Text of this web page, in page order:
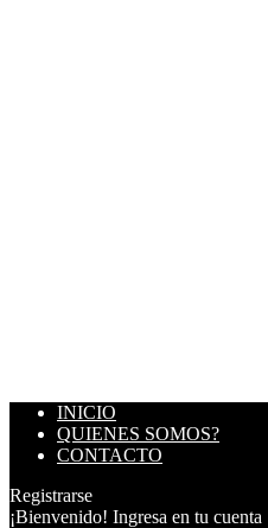
INICIO
QUIENES SOMOS?
CONTACTO
Registrarse
¡Bienvenido! Ingresa en tu cuenta